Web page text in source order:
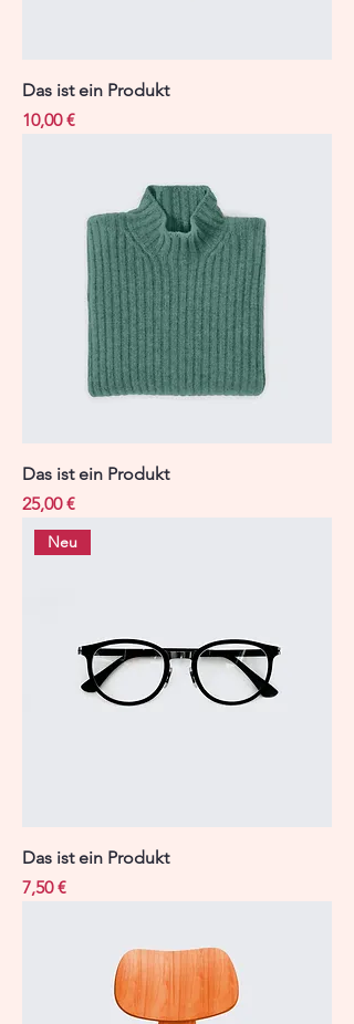
Das ist ein Produkt
Preis
10,00 €
Das ist ein Produkt
Preis
25,00 €
Neu
Das ist ein Produkt
Preis
7,50 €